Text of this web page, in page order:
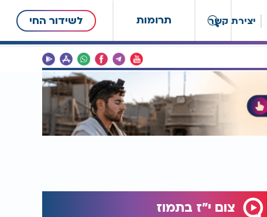
תרומות לשידור החי יצירת קשר
צום י"ז בתמוז